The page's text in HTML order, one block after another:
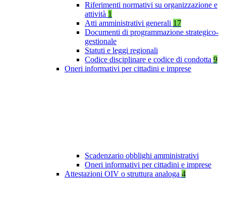
Riferimenti normativi su organizzazione e
attività 1
Atti amministrativi generali 17
Documenti di programmazione strategico-
gestionale
Statuti e leggi regionali
Codice disciplinare e codice di condotta 9
Oneri informativi per cittadini e imprese
Scadenzario obblighi amministrativi
Oneri informativi per cittadini e imprese
Attestazioni OIV o struttura analoga 4